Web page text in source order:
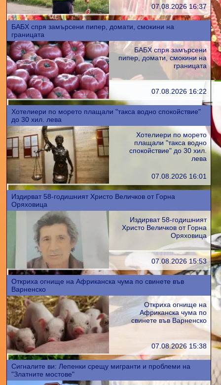
07.08.2026 16:37
БАБХ спря замърсени пипер, домати, смокини на
границата
БАБХ спря замърсени
пипер, домати, смокини на
границата
07.08.2026 16:22
Хотелиери по морето плащали "такса водно спокойствие"
до 30 хил. лева
Хотелиери по морето
плащали "такса водно
спокойствие" до 30 хил.
лева
07.08.2026 16:01
Издирват 58-годишният Христо Величков от Горна
Оряховица
Издирват 58-годишният
Христо Величков от Горна
Оряховица
07.08.2026 15:53
Откриха огнище на Африканска чума по свинете във
Варненско
Откриха огнище на
Африканска чума по
свинете във Варненско
07.08.2026 15:38
Сигналите ви: Лепенки срещу мигранти и проблеми на
"Златните мостове"